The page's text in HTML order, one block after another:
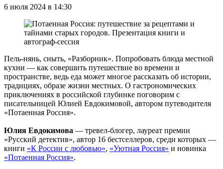
6 июля 2024 в 14:30
Пель-нянь, сныть, «Разборник». Попробовать блюда местной
кухни — как совершить путешествие во времени и
пространстве, ведь еда может многое рассказать об истории,
традициях, образе жизни местных. О гастрономических
приключениях в российской глубинке поговорим с
писательницей Юлией Евдокимовой, автором путеводителя
«Потаенная Россия».
Юлия Евдокимова — тревел-блогер, лауреат премии
«Русский детектив», автор 16 бестселлеров, среди которых —
книги «К России с любовью», «Уютная Россия» и новинка
«Потаенная Россия».